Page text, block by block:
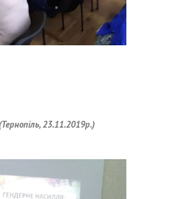
(Тернопіль, 23.11.2019р.)